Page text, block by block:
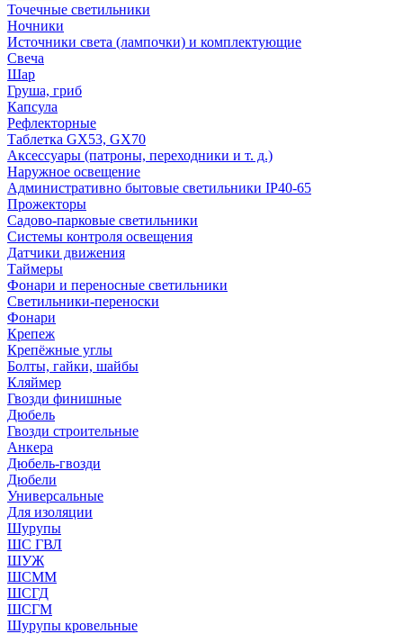
Точечные светильники
Ночники
Источники света (лампочки) и комплектующие
Свеча
Шар
Груша, гриб
Капсула
Рефлекторные
Таблетка GX53, GX70
Аксессуары (патроны, переходники и т. д.)
Наружное освещение
Административно бытовые светильники IP40-65
Прожекторы
Садово-парковые светильники
Системы контроля освещения
Датчики движения
Таймеры
Фонари и переносные светильники
Светильники-переноски
Фонари
Крепеж
Крепёжные углы
Болты, гайки, шайбы
Кляймер
Гвозди финишные
Дюбель
Гвозди строительные
Анкера
Дюбель-гвозди
Дюбели
Универсальные
Для изоляции
Шурупы
ШС ГВЛ
ШУЖ
ШСММ
ШСГД
ШСГМ
Шурупы кровельные